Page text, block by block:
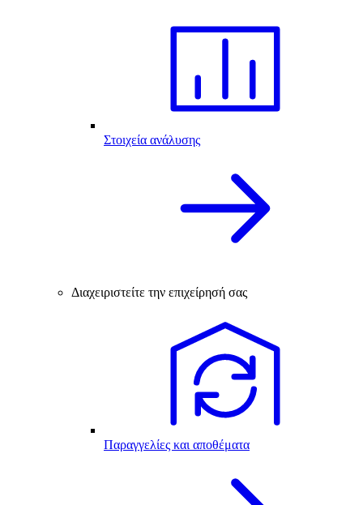
Στοιχεία ανάλυσης
Διαχειριστείτε την επιχείρησή σας
Παραγγελίες και αποθέματα